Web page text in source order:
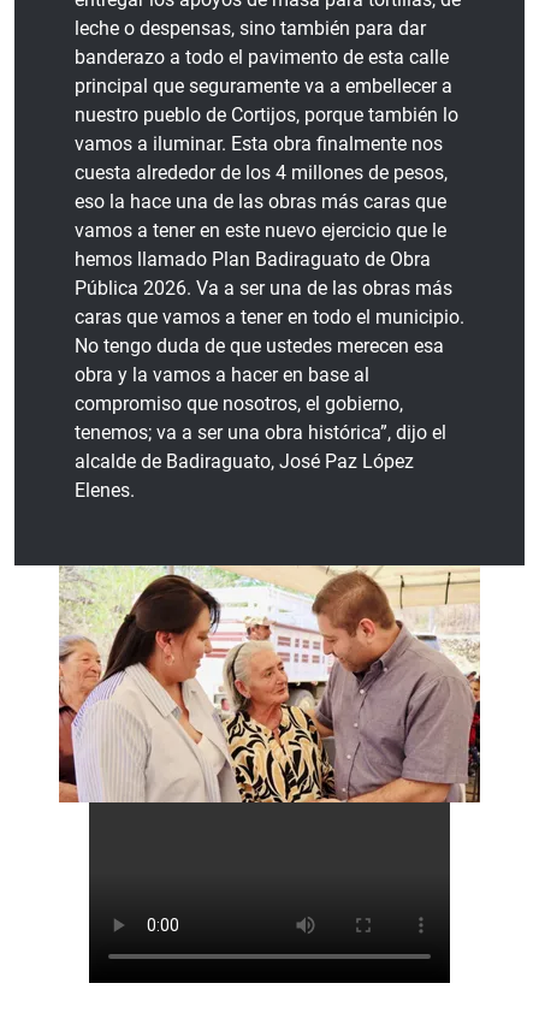
leche o despensas, sino también para dar
banderazo a todo el pavimento de esta calle
principal que seguramente va a embellecer a
nuestro pueblo de Cortijos, porque también lo
vamos a iluminar. Esta obra finalmente nos
cuesta alrededor de los 4 millones de pesos,
eso la hace una de las obras más caras que
vamos a tener en este nuevo ejercicio que le
hemos llamado Plan Badiraguato de Obra
Pública 2026. Va a ser una de las obras más
caras que vamos a tener en todo el municipio.
No tengo duda de que ustedes merecen esa
obra y la vamos a hacer en base al
compromiso que nosotros, el gobierno,
tenemos; va a ser una obra histórica”, dijo el
alcalde de Badiraguato, José Paz López
Elenes.